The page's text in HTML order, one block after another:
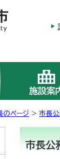
施設案
のページ > 市長
市長公